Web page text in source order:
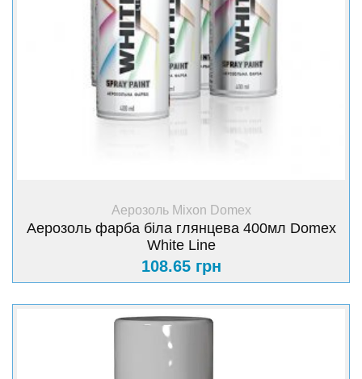
+ Купити
Аерозоль Mixon Domex
Аерозоль фарба біла глянцева 400мл Domex
White Line
108.65 грн